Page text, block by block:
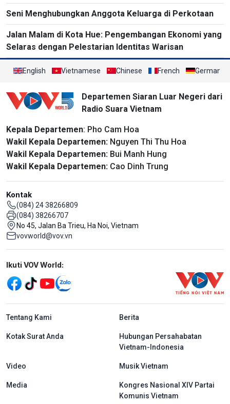
Seni Menghubungkan Anggota Keluarga di Perkotaan
Jalan Malam di Kota Hue: Pengembangan Ekonomi yang
Selaras dengan Pelestarian Identitas Warisan
English Vietnamese Chinese French German
Departemen Siaran Luar Negeri dari
Radio Suara Vietnam
Kepala Departemen: Pho Cam Hoa
Wakil Kepala Departemen: Nguyen Thi Thu Hoa
Wakil Kepala Departemen: Bui Manh Hung
Wakil Kepala Departemen: Cao Dinh Trung
Kontak
(084) 24 38266809
(084) 38266707
No 45, Jalan Ba Trieu, Ha Noi, Vietnam
vovworld@vov.vn
Mạng xã hội
Ikuti VOV World:
menu footer tiếng Indo
Tentang Kami Berita
Kotak Surat Anda
Hubungan Persahabatan
Vietnam-Indonesia
Video Musik Vietnam
Media
Kongres Nasional XIV Partai
Komunis Vietnam